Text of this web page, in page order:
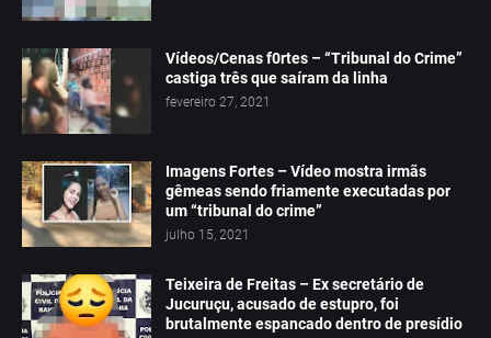
Vídeos/Cenas f0rtes – “Tribunal do Crime”
castiga três que saíram da linha
fevereiro 27, 2021
Imagens Fortes – Vídeo mostra irmãs
gêmeas sendo friamente executadas por
um “tribunal do crime”
julho 15, 2021
Teixeira de Freitas – Ex secretário de
Jucuruçu, acusado de estupro, foi
brutalmente espancado dentro de presídio